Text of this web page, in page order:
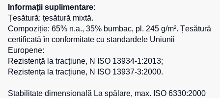
pentru
copii
Informații suplimentare:
Țesătură: țesătură mixtă.
Compoziție: 65% n.a., 35% bumbac, pl. 245 g/m². Țesătură
certificată în conformitate cu standardele Uniunii
Europene:
Rezistență la tracțiune, N ISO 13934-1:2013;
Rezistența la tracțiune, N ISO 13937-3:2000.
Stabilitate dimensională La spălare, max. ISO 6330:2000